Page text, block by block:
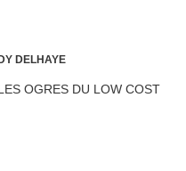
DELHAYE